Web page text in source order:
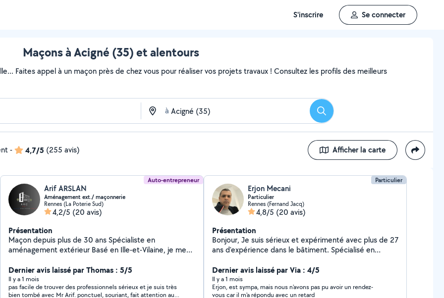
S'inscrire Se connecter
Maçons à Acigné (35) et alentours
Faites appel à un maçon près de chez vous pour réaliser vos projets travaux ! Consultez les profils des meilleurs
à Rechercher
- 4,7/5 (255 avis) Afficher la carte
Auto-entrepreneur
Arif ARSLAN
Aménagement ext./ maçonnerie
Rennes (La Poterie Sud)
4,2/5 (20 avis)
Présentation
Maçon depuis plus de 30 ans Spécialiste en
aménagement extérieur Basé en Ille-et-Vilaine, je mets
le gros œuvre et l'aménagement extérieur.
Dernier avis laissé par Thomas : 5/5
Il y a 1 mois
pas facile de trouver des professionnels sérieux et je suis très
bien tombé avec Mr Arif. ponctuel, souriant, fait attention au
Particulier
Erjon Mecani
Particulier
Rennes (Fernand Jacq)
4,8/5 (20 avis)
Présentation
Bonjour, Je suis sérieux et expérimenté avec plus de 27
ans d'expérience dans le bâtiment. Spécialisé en
et peinture. Je réalise un travail propre, soigné et de
qualité. Titulaire d'un diplôme dans le bâtiment obtenu
en Albanie. Disponible rapidement sur Rennes et
Dernier avis laissé par Via : 4/5
Il y a 1 mois
Erjon, est sympa, mais nous n'avons pas pu avoir un rendez-
vous car il m'a répondu avec un retard